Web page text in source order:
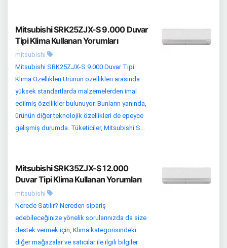
Mitsubishi SRK25ZJX-S 9.000 Duvar
Tipi Klima Kullanan Yorumları
mitsubishi
Mitsubishi SRK25ZJX-S 9.000 Duvar Tipi
Klima Özellikleri Ürünün özellikleri arasında
yüksek standartlarda malzemelerden imal
edilmiş özellikler bulunuyor. Bunların yanında,
ürünün diğer teknolojik özellikleri de epeyce
gelişmiş durumda. Tüketiciler, Mitsubishi S...
Mitsubishi SRK35ZJX-S 12.000
Duvar Tipi Klima Kullanan Yorumları
mitsubishi
Nerede Satılır? Nereden sipariş
edebileceğinize yönelik sorularınızda da size
destek vermek için, Klima kategorisindeki
diğer mağazalar ve satıcılar ile ilgili bilgiler